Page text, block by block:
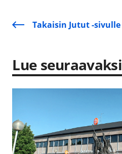
Takaisin Jutut -sivulle
Lue seuraavaksi